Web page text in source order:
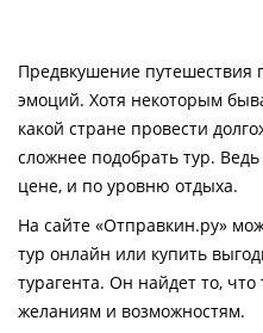
Страны
Как купить
Контакты
Предвкушение
эмоций. Хотя некоторым
какой стране провести
сложнее подобрать тур.
цене, и по уровню отдыха.
На сайте «Отправкин.ру»
тур онлайн или купить
турагента. Он найдет то, что
желаниям и возможностям.